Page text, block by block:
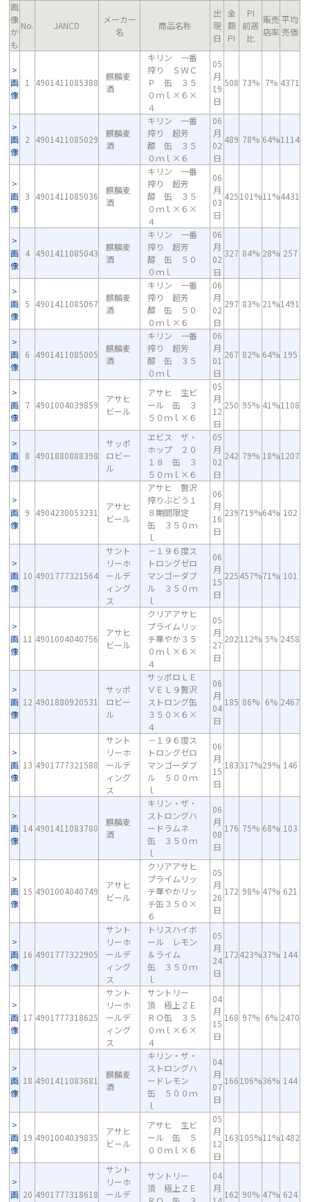
画
像
か
も
No. JANCD
メーカー
名
商品名称
出
現
日
金
額
PI
PI
前週
比
販売
店率
平均
売価
画
像
1 4901411085388
麒麟麦
酒
キリン 一番
搾り ＳＷＣ
Ｐ 缶 ３５
０ｍｌ×６×
４
05
月
19
日
508 73% 7% 4371
画
像
2 4901411085029
麒麟麦
酒
キリン 一番
搾り 超芳
醇 缶 ３５
０ｍｌ×６
06
月
02
日
489 78% 64%1114
画
像
3 4901411085036
麒麟麦
酒
キリン 一番
搾り 超芳
醇 缶 ３５
０ｍｌ×６×
４
06
月
03
日
425101%11%4431
画
像
4 4901411085043
麒麟麦
酒
キリン 一番
搾り 超芳
醇 缶 ５０
０ｍｌ
06
月
02
日
327 84% 28% 257
画
像
5 4901411085067
麒麟麦
酒
キリン 一番
搾り 超芳
醇 缶 ５０
０ｍｌ×６
06
月
02
日
297 83% 21%1491
画
像
6 4901411085005
麒麟麦
酒
キリン 一番
搾り 超芳
醇 缶 ３５
０ｍｌ
06
月
01
日
267 82% 64% 195
画
像
7 4901004039859
アサヒ
ビール
アサヒ 生ビ
ール 缶 ３
５０ｍｌ×６
05
月
12
日
250 95% 41%1108
画
像
8 4901880888398
サッポ
ロビー
ル
ヱビス ザ・
ホップ ２０
１８ 缶 ３
５０ｍｌ×６
05
月
02
日
242 79% 18%1207
画
像
9 4904230053231
アサヒ
ビール
アサヒ 贅沢
搾りぶどう１
８期間限定
缶 ３５０ｍ
ｌ
06
月
16
日
239719%64% 102
画
像
10 4901777321564
サント
リーホ
ールデ
ィング
ス
－１９６度ス
トロングゼロ
マンゴーダブ
ル ３５０ｍ
ｌ
06
月
15
日
225457%71% 101
画
像
11 4901004040756
アサヒ
ビール
クリアアサヒ
プライムリッ
チ華やか３５
０ｍｌ×６×
４
05
月
27
日
202112% 5% 2458
画
像
12 4901880920531
サッポ
ロビー
ル
サッポロＬＥ
ＶＥＬ９贅沢
ストロング缶
３５０×６×
４
06
月
04
日
185 86% 6% 2467
画
像
13 4901777321588
サント
リーホ
ールデ
ィング
ス
－１９６度ス
トロングゼロ
マンゴーダブ
ル ５００ｍ
ｌ
06
月
15
日
183317%29% 146
画
像
14 4901411083780
麒麟麦
酒
キリン・ザ・
ストロングハ
ードラムネ
缶 ３５０ｍ
ｌ
06
月
08
日
176 75% 68% 103
画
像
15 4901004040749
アサヒ
ビール
クリアアサヒ
プライムリッ
チ華やかリッ
チ缶３５０×
６
05
月
26
日
172 98% 47% 621
画
像
16 4901777322905
サント
リーホ
ールデ
ィング
ス
トリスハイボ
ール レモン
＆ライム
缶 ３５０ｍ
ｌ
05
月
24
日
172423%37% 144
画
像
17 4901777318625
サント
リーホ
ールデ
ィング
ス
サントリー
頂 極上ＺＥ
ＲＯ缶 ３５
０ｍｌ×６×
４
04
月
15
日
168 97% 6% 2470
画
像
18 4901411083681
麒麟麦
酒
キリン・ザ・
ストロングハ
ードレモン
缶 ５００ｍ
ｌ
04
月
07
日
166106%36% 144
画
像
19 4901004039835
アサヒ
ビール
アサヒ 生ビ
ール 缶 ５
００ｍｌ×６
05
月
12
日
163105%11%1482
画 20 4901777318618
サント
リーホ
ールデ
サントリー
頂 極上ＺＥ
04
月
162 90% 47% 624